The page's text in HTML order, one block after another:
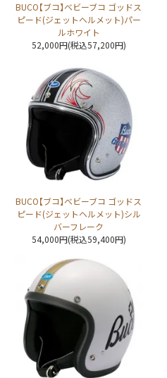
BUCO【ブコ】ベビーブコ ゴッドス
ピード(ジェットヘルメット)パー
ルホワイト
52,000円(税込57,200円)
BUCO【ブコ】ベビーブコ ゴッドス
ピード(ジェットヘルメット)シル
バーフレーク
54,000円(税込59,400円)